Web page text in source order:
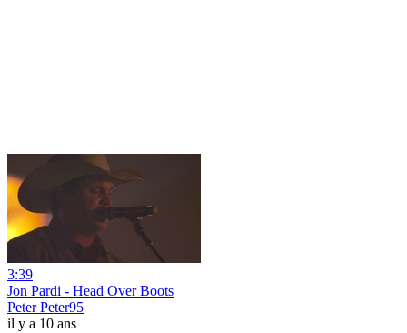
3:39
Jon Pardi - Head Over Boots
Peter Peter95
il y a 10 ans